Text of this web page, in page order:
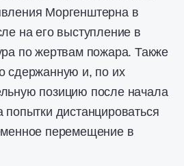
Моргенштерна в
на его выступление в
по жертвам пожара. Также
сдержанную и, по их
позицию после начала
дистанцироваться
перемещение в